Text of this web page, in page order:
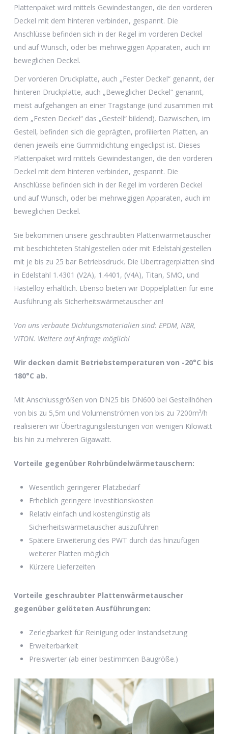
Plattenpaket wird mittels Gewindestangen, die den vorderen
Deckel mit dem hinteren verbinden, gespannt. Die
Anschlüsse befinden sich in der Regel im vorderen Deckel
und auf Wunsch, oder bei mehrwegigen Apparaten, auch im
beweglichen Deckel.
Der vorderen Druckplatte, auch „Fester Deckel“ genannt, der
hinteren Druckplatte, auch „Beweglicher Deckel“ genannt,
meist aufgehangen an einer Tragstange (und zusammen mit
dem „Festen Deckel“ das „Gestell“ bildend). Dazwischen, im
Gestell, befinden sich die geprägten, profilierten Platten, an
denen jeweils eine Gummidichtung eingeclipst ist. Dieses
Plattenpaket wird mittels Gewindestangen, die den vorderen
Deckel mit dem hinteren verbinden, gespannt. Die
Anschlüsse befinden sich in der Regel im vorderen Deckel
und auf Wunsch, oder bei mehrwegigen Apparaten, auch im
beweglichen Deckel.
Sie bekommen unsere geschraubten Plattenwärmetauscher
mit beschichteten Stahlgestellen oder mit Edelstahlgestellen
mit je bis zu 25 bar Betriebsdruck. Die Übertragerplatten sind
in Edelstahl 1.4301 (V2A), 1.4401, (V4A), Titan, SMO, und
Hastelloy erhältlich. Ebenso bieten wir Doppelplatten für eine
Ausführung als Sicherheitswärmetauscher an!
Von uns verbaute Dichtungsmaterialien sind: EPDM, NBR,
VITON. Weitere auf Anfrage möglich!
Wir decken damit Betriebstemperaturen von -20°C bis
180°C ab.
Mit Anschlussgrößen von DN25 bis DN600 bei Gestellhöhen
von bis zu 5,5m und Volumenströmen von bis zu 7200m³/h
realisieren wir Übertragungsleistungen von wenigen Kilowatt
bis hin zu mehreren Gigawatt.
Vorteile gegenüber Rohrbündelwärmetauschern:
Wesentlich geringerer Platzbedarf
Erheblich geringere Investitionskosten
Relativ einfach und kostengünstig als
Sicherheitswärmetauscher auszuführen
Spätere Erweiterung des PWT durch das hinzufügen
weiterer Platten möglich
Kürzere Lieferzeiten
Vorteile geschraubter Plattenwärmetauscher
gegenüber gelöteten Ausführungen:
Zerlegbarkeit für Reinigung oder Instandsetzung
Erweiterbarkeit
Preiswerter (ab einer bestimmten Baugröße.)